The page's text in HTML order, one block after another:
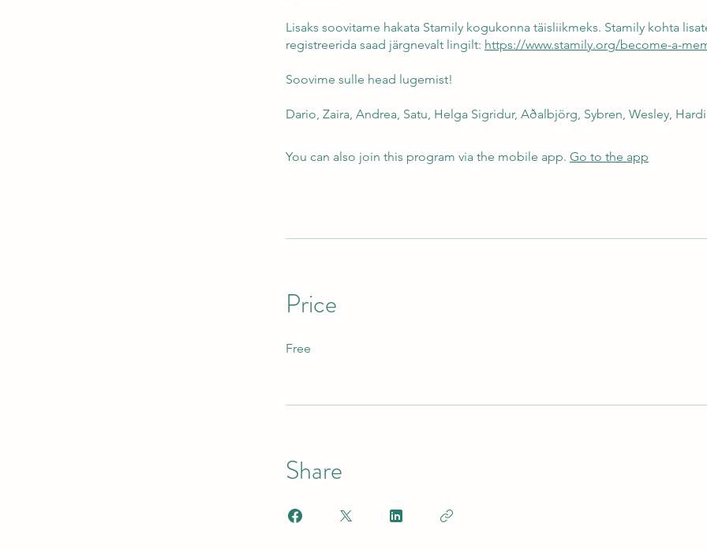
Lisaks soovitame hakata Stamily kogukonna täisliikmeks. Stamily kohta
registreerida saad järgnevalt lingilt: https://www.stamily.org/become-a-
Soovime sulle head lugemist!
You can also join this program via the mobile app. Go to the app
Price
Free
Share